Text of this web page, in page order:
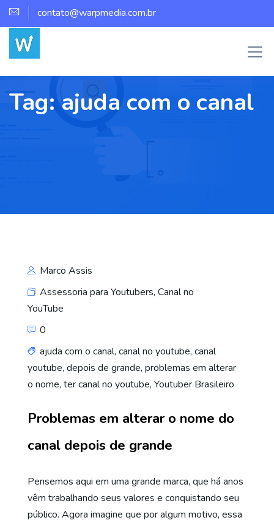
contato@warpmedia.com.br
Tag:ajuda com o canal
Marco Assis
Assessoria para Youtubers, Canal no
YouTube
0
ajuda com o canal, canal no youtube, canal
youtube, depois de grande, problemas em alterar
o nome, ter canal no youtube, Youtuber Brasileiro
Problemas em alterar o nome do
canal depois de grande
Pensemos aqui em uma grande marca, que há anos
vêm trabalhando seus valores e conquistando seu
público. Agora imagine que por algum motivo, essa